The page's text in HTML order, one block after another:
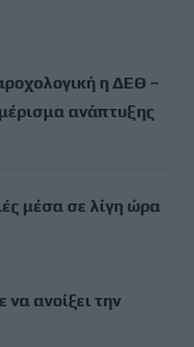
η ΔΕΘ –
ανάπτυξης
μέσα σε λίγη ώρα
ανοίξει την